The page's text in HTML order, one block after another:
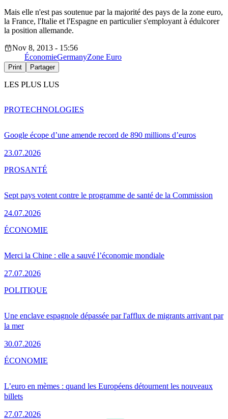
Mais elle n'est pas soutenue par la majorité des pays de la zone euro,
la France, l'Italie et l'Espagne en particulier s'employant à édulcorer
la position allemande.
Nov 8, 2013 - 15:56
ÉconomieGermanyZone Euro
Print Partager
LES PLUS LUS
Google écope d’une amende record de 890 millions d’euros
23.07.2026
PROTECHNOLOGIES
Sept pays votent contre le programme de santé de la Commission
24.07.2026
PROSANTÉ
Merci la Chine : elle a sauvé l’économie mondiale
27.07.2026
ÉCONOMIE
Une enclave espagnole dépassée par l'afflux de migrants arrivant par
la mer
30.07.2026
POLITIQUE
L’euro en mèmes : quand les Européens détournent les nouveaux
billets
27.07.2026
ÉCONOMIE